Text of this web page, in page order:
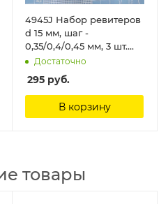
4945J Набор ревитеров
d 15 мм, шаг -
0,35/0,4/0,45 мм, 3 шт.
JasДостаточно
295 руб.
В корзину
товары